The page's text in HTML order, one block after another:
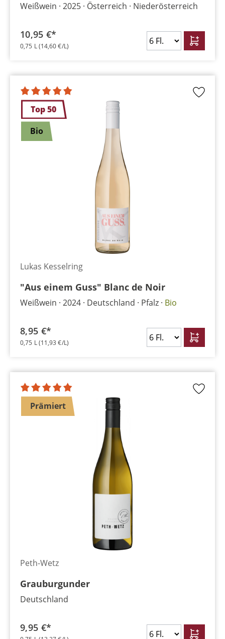
Weißwein 2025 Österreich Niederösterreich
10,95 €*
0,75 L(14,60 €/L)
Top 50
Bio
Lukas Kesselring
"Aus einem Guss" Blanc de Noir
Weißwein 2024 Deutschland Pfalz Bio
8,95 €*
0,75 L(11,93 €/L)
Prämiert
Peth-Wetz
Grauburgunder
Deutschland
9,95 €*